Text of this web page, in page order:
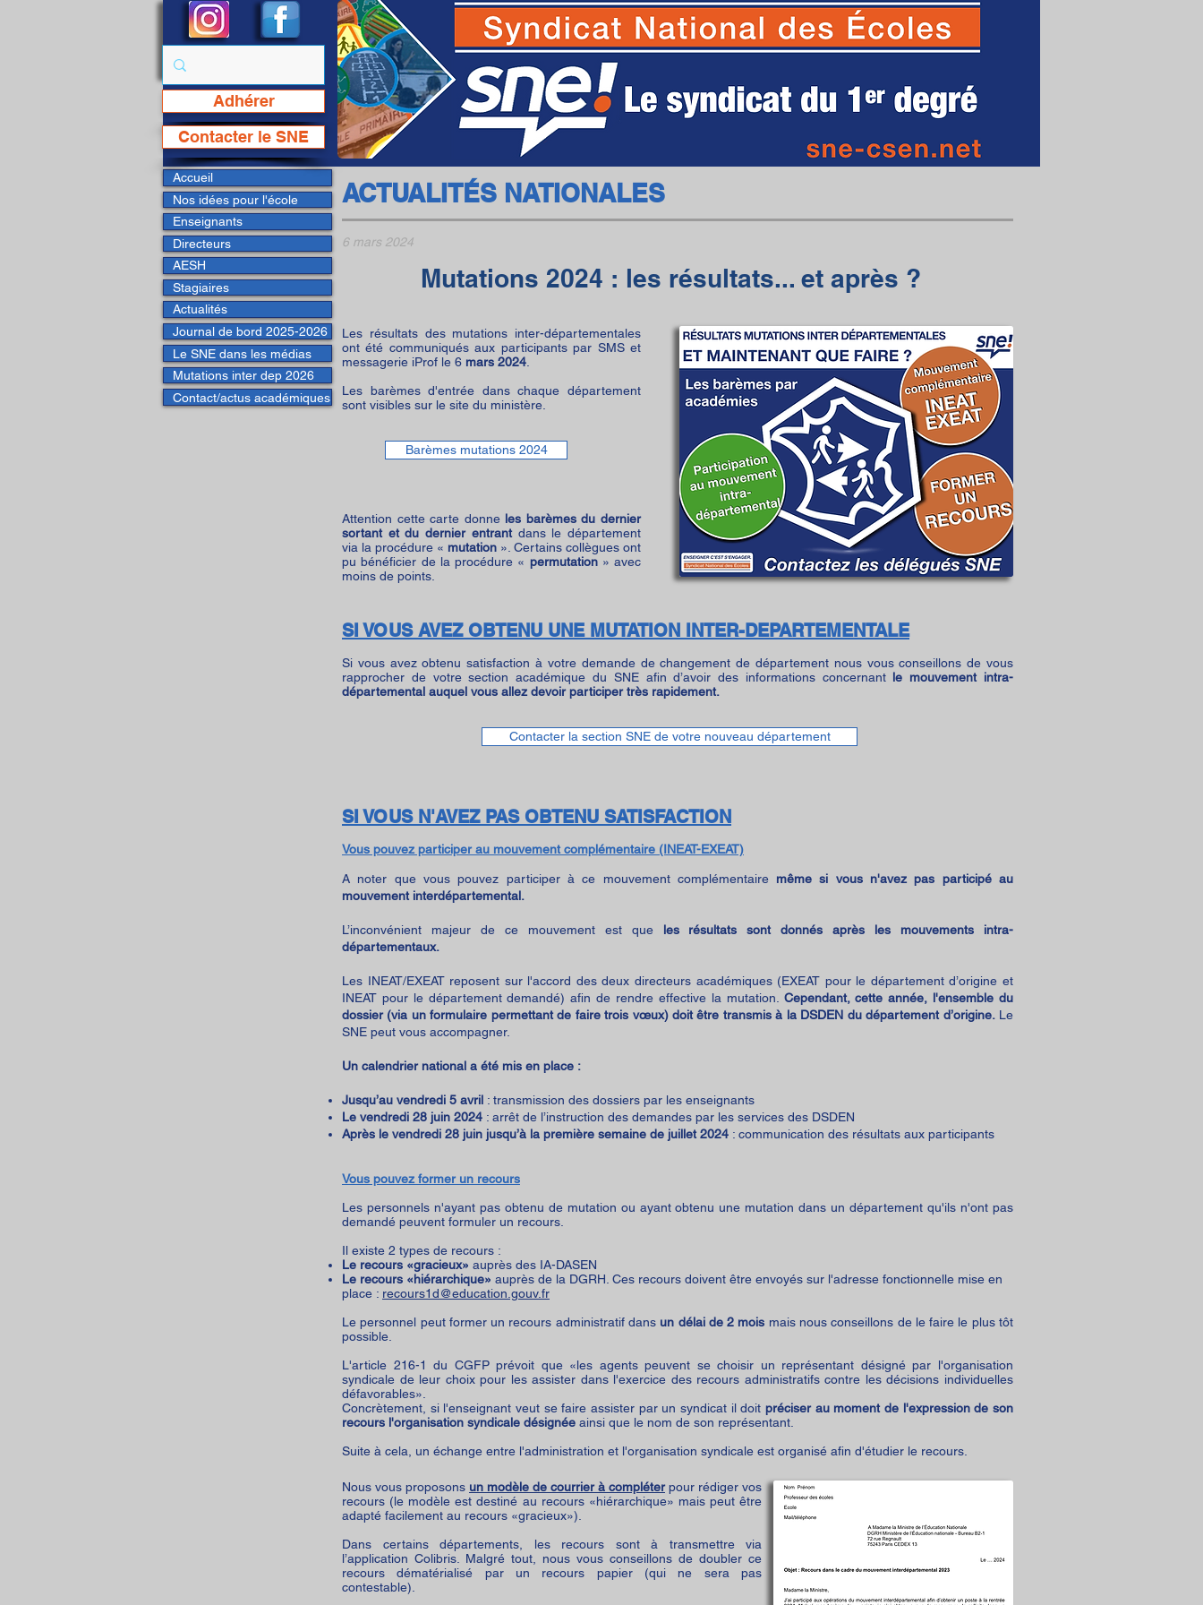
Adhérer
Contacter le SNE
ACTUALITÉS NATIONALES
6 mars 2024
Mutations 2024 : les résultats... et après ?
Les résultats des mutations inter-départementales
ont été communiqués aux participants par SMS et
messagerie iProf le 6 mars 2024
Les barèmes d'entrée dans chaque département
sont visibles sur le site du ministère.
Barèmes mutations 2024
Attention cette carte donne les barèmes du dernier
sortant et du dernier entrant dans le département
via la procédure « mutation ». Certains collègues ont
pu bénéficier de la procédure « permutation» avec
moins de points.
SI VOUS AVEZ OBTENU UNE MUTATION INTER-DEPARTEMENTALE
Si vous avez obtenu satisfaction à votre demande de changement de département nous vous conseillons de vous
rapprocher de votre section académique du SNE afin d’avoir des informations concernant le mouvement intra-
départemental auquel vous allez devoir participer très rapidement.
Contacter la section SNE de votre nouveau département
SI VOUS N'AVEZ PAS OBTENU SATISFACTION
Vous pouvez participer au mouvement complémentaire (INEAT-EXEAT)
A noter que vous pouvez participer à ce mouvement complémentaire même si vous n'avez pas participé au
mouvement interdépartemental.
L’inconvénient majeur de ce mouvement est que les résultats sont donnés après les mouvements intra-
départementaux.
Les INEAT/EXEAT reposent sur l'accord des deux directeurs académiques (EXEAT pour le département d’origine et
INEAT pour le département demandé) afin de rendre effective la mutation. Cependant, cette année, l'ensemble du
dossier (via un formulaire permettant de faire trois vœux) doit être transmis à la DSDEN du département d’origine.Le
SNE peut vous accompagner.
Un calendrier national a été mis en place :
Jusqu’au vendredi 5 avril : transmission des dossiers par les enseignants
Le vendredi 28 juin 2024 : arrêt de l’instruction des demandes par les services des DSDEN
Après le vendredi 28 juin jusqu’à la première semaine de juillet 2024 : communication des résultats aux participants
Vous pouvez former un recours
Les personnels n'ayant pas obtenu de mutation ou ayant obtenu une mutation dans un département qu'ils n'ont pas
demandé peuvent formuler un recours.
Il existe 2 types de recours :
Le recours «gracieux» auprès des IA-DASEN
Le recours «hiérarchique» auprès de la DGRH. Ces recours doivent être envoyés sur l'adresse fonctionnelle mise en
place : recours1d@education.gouv.fr
Le personnel peut former un recours administratif dans un délai de 2 mois mais nous conseillons de le faire le plus tôt
possible.
L'article 216-1 du CGFP prévoit que «les agents peuvent se choisir un représentant désigné par l'organisation
syndicale de leur choix pour les assister dans l'exercice des recours administratifs contre les décisions individuelles
défavorables».
Concrètement, si l'enseignant veut se faire assister par un syndicat il doit préciser au moment de l'expression de son
recours l'organisation syndicale désignée ainsi que le nom de son représentant.
Suite à cela, un échange entre l'administration et l'organisation syndicale est organisé afin d'étudier le recours.
Nous vous proposons un modèle de courrier à compléterpour rédiger vos
recours (le modèle est destiné au recours «hiérarchique» mais peut être
adapté facilement au recours «gracieux»).
Dans certains départements, les recours sont à transmettre via
l’application Colibris. Malgré tout, nous vous conseillons de doubler ce
recours dématérialisé par un recours papier (qui ne sera pas
contestable).
SNE - Syndicat National des Ecoles
Page Facebook du SNE
Accueil
Nos idées pour l'école
Enseignants
Directeurs
AESH
Stagiaires
Actualités
Journal de bord 2025-2026
Le SNE dans les médias
Mutations inter dep 2026
Contact/actus académiques